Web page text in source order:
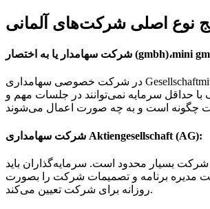
نوع اصلی شرکت‌های آلمانی
در شرکت خصوصی سهامداری GesellschaftmitbeschrankterHaftung- Gmbh شخص سرمایه‌گذار می‌تواند با حداقل سرمایه ۲۵۰۰۰ یورو به صورت نقدی وارد کار شود و اقدام به سرمایه‌گذاری و خرید سهام کند.
حداقل سرمایه نمی‌توانند در جلسات مهم و
شرکت سهامداری Aktiengesellschaft (AG):
و سهامداران در شرکت بسیار محدود است. سرمایه‌گذاران باید
مدیره برنامه و تصمیمات شرکت را بصورت
روزانه برای شرکت تعیین می‌کند.